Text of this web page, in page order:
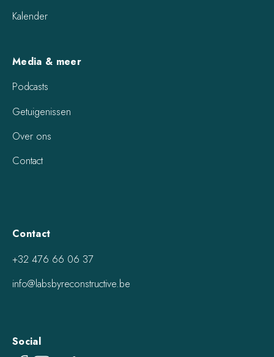
Kalender
Media & meer
Podcasts
Getuigenissen
Over ons
Contact
Contact
+32 476 66 06 37
info@labsbyreconstructive.be
Social